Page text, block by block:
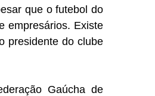
que o futebol do
empresários. Existe
presidente do clube
Gaúcha de